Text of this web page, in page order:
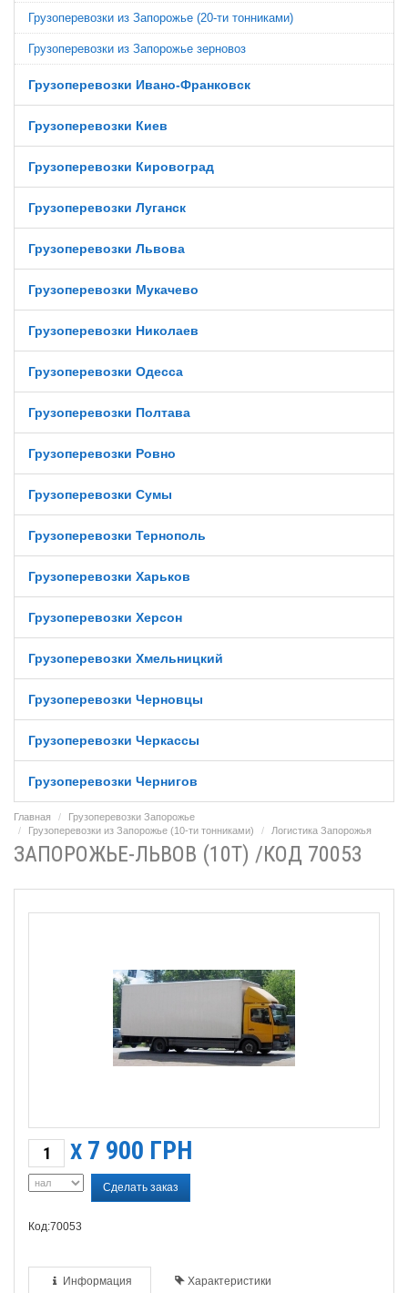
Грузоперевозки из Запорожье (20-ти тонниками)
Грузоперевозки из Запорожье зерновоз
Грузоперевозки Ивано-Франковск
Грузоперевозки Киев
Грузоперевозки Кировоград
Грузоперевозки Луганск
Грузоперевозки Львова
Грузоперевозки Мукачево
Грузоперевозки Николаев
Грузоперевозки Одесса
Грузоперевозки Полтава
Грузоперевозки Ровно
Грузоперевозки Сумы
Грузоперевозки Тернополь
Грузоперевозки Харьков
Грузоперевозки Херсон
Грузоперевозки Хмельницкий
Грузоперевозки Черновцы
Грузоперевозки Черкассы
Грузоперевозки Чернигов
Главная
Грузоперевозки Запорожье
Грузоперевозки из Запорожье (10-ти тонниками)
Логистика Запорожья
ЗАПОРОЖЬЕ-ЛЬВОВ (10Т) /КОД 70053
X 7 900 ГРН
Сделать заказ
Код:70053
Информация Характеристики